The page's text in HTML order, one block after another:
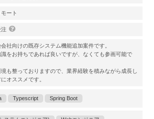
ート
注
社向けの既存システム機能追加案件です。
識をお持ちであれば良いですが、なくても参画可能で
も整っておりますので、業界経験を積みながら成長し
オススメです。
Typescript Spring Boot